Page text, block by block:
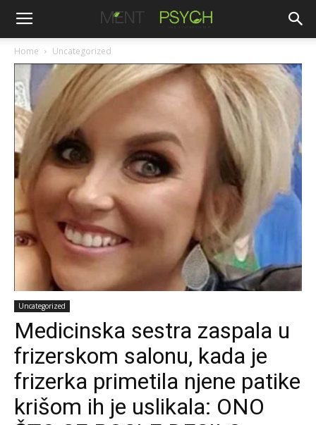
Home Uncategorized
Uncategorized
Medicinska sestra zaspala u
frizerskom salonu, kada je
frizerka primetila njene patike
krišom ih je uslikala: ONO